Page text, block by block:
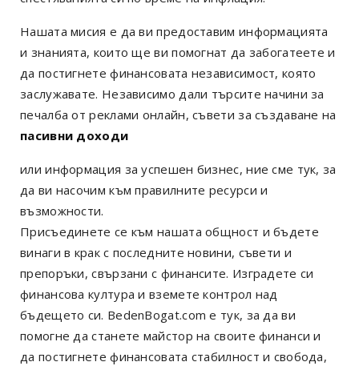
Нашата мисия е да ви предоставим информацията
и знанията, които ще ви помогнат да забогатеете и
да постигнете финансовата независимост, която
заслужавате. Независимо дали търсите начини за
печалба от реклами онлайн, съвети за създаване на
пасивни доходи
или информация за успешен бизнес, ние сме тук, за
да ви насочим към правилните ресурси и
възможности.
Присъединете се към нашата общност и бъдете
винаги в крак с последните новини, съвети и
препоръки, свързани с финансите. Изградете си
финансова култура и вземете контрол над
бъдещето си. BedenBogat.com е тук, за да ви
помогне да станете майстор на своите финанси и
да постигнете финансовата стабилност и свобода,